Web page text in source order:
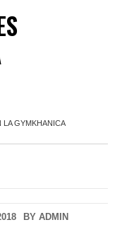
LA GYMKHANICA
BY ADMIN